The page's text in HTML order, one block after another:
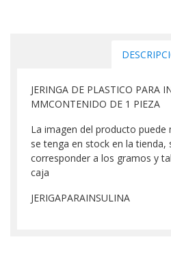
JERINGA DE PLASTICO PARA
MMCONTENIDO DE 1 PIEZA
La imagen del producto puede
se tenga en stock en la tienda,
corresponder a los gramos y
caja
JERIGAPARAINSULINA